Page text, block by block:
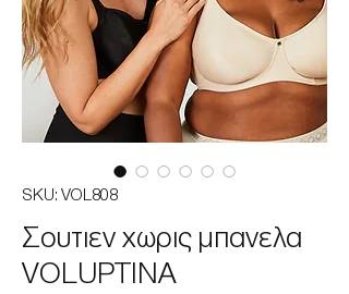
SKU: VOL808
Σουτιεν χωρις μπανελα
VOLUPTINA